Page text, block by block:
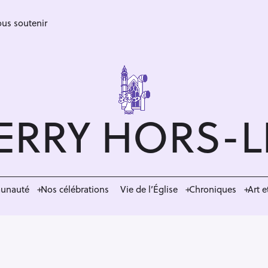
soutenir
HORS-
Nos célébrations Vie de l’Église Chroniques Art